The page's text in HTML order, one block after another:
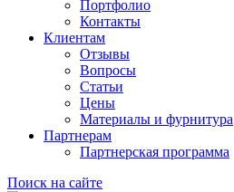
Портфолио
Контакты
Клиентам
Отзывы
Вопросы
Статьи
Цены
Материалы и фурнитура
Партнерам
Партнерская программа
Поиск на сайте